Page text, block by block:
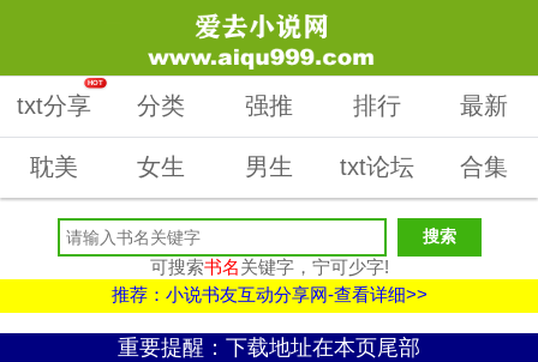
txt分享
HOT
分类 强推 排行 最新
耽美 女生 男生 txt论坛 合集
可搜索书名关键字，宁可少字!
推荐：小说书友互动分享网-查看详细>>
重要提醒：下载地址在本页尾部